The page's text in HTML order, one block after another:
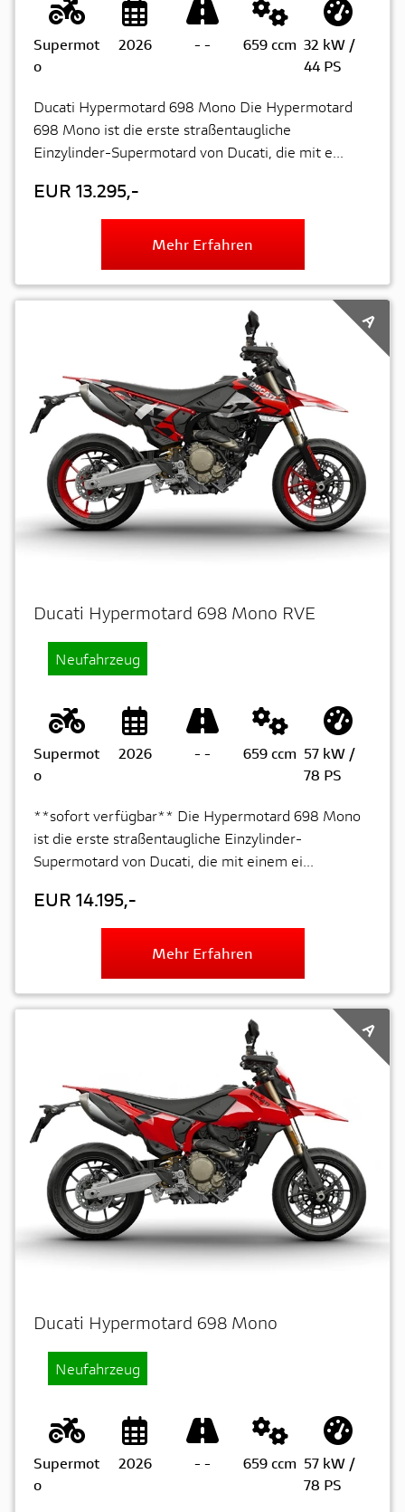
Supermot
o
2026 - - 659 ccm 32 kW /
44 PS
Ducati Hypermotard 698 Mono Die Hypermotard
698 Mono ist die erste straßentaugliche
Einzylinder-Supermotard von Ducati, die mit e...
EUR 13.295,-
Mehr Erfahren
Ducati Hypermotard 698 Mono RVE
Neufahrzeug
Supermot
o
2026 - - 659 ccm 57 kW /
78 PS
**sofort verfügbar** Die Hypermotard 698 Mono
ist die erste straßentaugliche Einzylinder-
Supermotard von Ducati, die mit einem ei...
EUR 14.195,-
Mehr Erfahren
A
Ducati Hypermotard 698 Mono
Neufahrzeug
Supermot
o
2026 - - 659 ccm 57 kW /
78 PS
A